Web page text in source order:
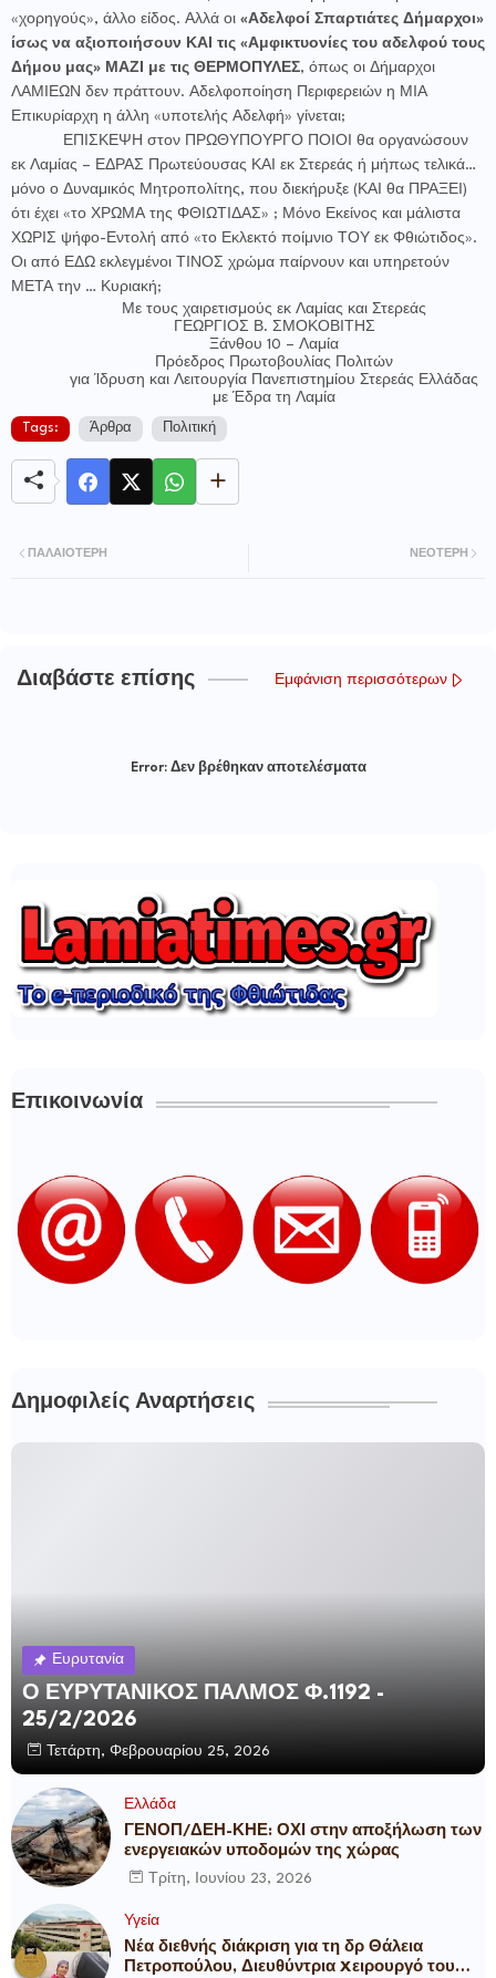
«χορηγούς», άλλο είδος. Αλλά οι «Αδελφοί Σπαρτιάτες Δήμαρχοι»
ίσως να αξιοποιήσουν ΚΑΙ τις «Αμφικτυονίες του αδελφού τους
Δήμου μας» ΜΑΖΙ με τις ΘΕΡΜΟΠΥΛΕΣ, όπως οι Δήμαρχοι
ΛΑΜΙΕΩΝ δεν πράττουν. Αδελφοποίηση Περιφερειών η ΜΙΑ
Επικυρίαρχη η άλλη «υποτελής Αδελφή» γίνεται;
ΕΠΙΣΚΕΨΗ στον ΠΡΩΘΥΠΟΥΡΓΟ ΠΟΙΟΙ θα οργανώσουν
εκ Λαμίας – ΕΔΡΑΣ Πρωτεύουσας ΚΑΙ εκ Στερεάς ή μήπως τελικά…
μόνο ο Δυναμικός Μητροπολίτης, που διεκήρυξε (ΚΑΙ θα ΠΡΑΞΕΙ)
ότι έχει «το ΧΡΩΜΑ της ΦΘΙΩΤΙΔΑΣ» ; Μόνο Εκείνος και μάλιστα
ΧΩΡΙΣ ψήφο-Εντολή από «το Εκλεκτό ποίμνιο ΤΟΥ εκ Φθιώτιδος».
Οι από ΕΔΩ εκλεγμένοι ΤΙΝΟΣ χρώμα παίρνουν και υπηρετούν
ΜΕΤΑ την … Κυριακή;
Με τους χαιρετισμούς εκ Λαμίας και Στερεάς
ΓΕΩΡΓΙΟΣ Β. ΣΜΟΚΟΒΙΤΗΣ
Ξάνθου 10 – Λαμία
Πρόεδρος Πρωτοβουλίας Πολιτών
για Ίδρυση και Λειτουργία Πανεπιστημίου Στερεάς Ελλάδας
με Έδρα τη Λαμία
Tags: Άρθρα Πολιτική
ΝΕΌΤΕΡΗ
ΠΑΛΑΙΌΤΕΡΗ
Διαβάστε επίσης Εμφάνιση περισσότερων
Error:Δεν βρέθηκαν αποτελέσματα
Επικοινωνία
Δημοφιλείς Αναρτήσεις
Ευρυτανία
Ο ΕΥΡΥΤΑΝΙΚΟΣ ΠΑΛΜΟΣ Φ.1192 -
25/2/2026
Τετάρτη, Φεβρουαρίου 25, 2026
Ελλάδα
ΓΕΝΟΠ/ΔΕΗ-ΚΗΕ: ΟΧΙ στην αποξήλωση των
ενεργειακών υποδομών της χώρας
Τρίτη, Ιουνίου 23, 2026
Υγεία
Νέα διεθνής διάκριση για τη δρ Θάλεια
Πετροπούλου, Διευθύντρια Xειρουργό του